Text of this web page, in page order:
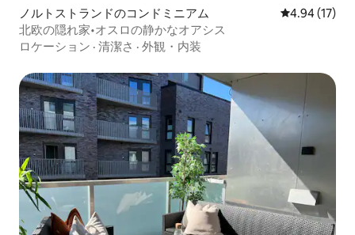
ノルトストランドのコンドミニアム レビュー17
4.94 (17)
北欧の隠れ家•オスロの静かなオアシス
ロケーション · 清潔さ · 外観・内装